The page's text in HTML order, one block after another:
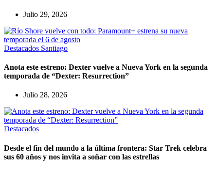
Julio 29, 2026
Destacados Santiago
Anota este estreno: Dexter vuelve a Nueva York en la segunda
temporada de “Dexter: Resurrection”
Julio 28, 2026
Destacados
Desde el fin del mundo a la última frontera: Star Trek celebra
sus 60 años y nos invita a soñar con las estrellas